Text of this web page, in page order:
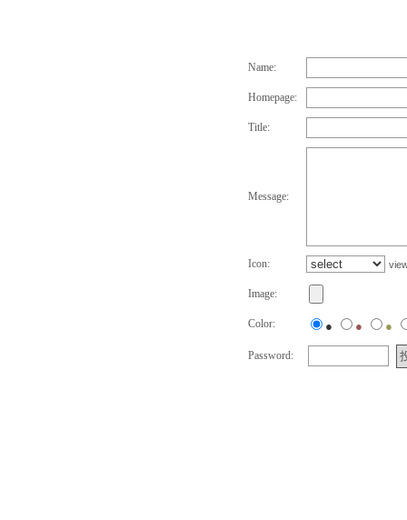
Name:
Homepage:
Title:
Message:
Icon:
Image:
Color: ● ● ●
Password: